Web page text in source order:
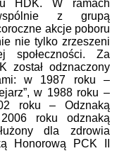
HDK. W ramach
z grupą
akcje poboru
nie tylko zrzeszeni
społeczności. Za
został odznaczony
w 1987 roku –
w 1988 roku –
roku – Odznaką
roku odznaką
dla zdrowia
Honorową PCK II